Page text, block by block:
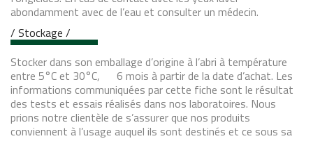
abondamment avec de l’eau et consulter un médecin.
/ Stockage /
Stocker dans son emballage d’origine à l’abri à température
entre 5°C et 30°C, 6 mois à partir de la date d’achat. Les
informations communiquées par cette fiche sont le résultat
des tests et essais réalisés dans nos laboratoires. Nous
prions notre clientèle de s’assurer que nos produits
conviennent à l’usage auquel ils sont destinés et ce sous sa